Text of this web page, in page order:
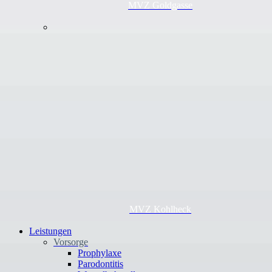
MVZ Kohlheck
Leistungen
Vorsorge
Prophylaxe
Parodontitis